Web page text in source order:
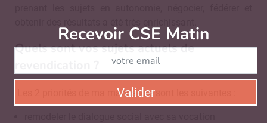
Quels sont vos sujets actuels de
Les 2 priorités de ma mandature sont les suivantes :
Recevoir CSE Matin
Valider